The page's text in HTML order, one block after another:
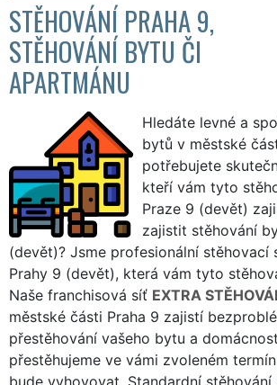
STĚHOVÁNÍ PRAHA 9,
STĚHOVÁNÍ BYTU ČI
APARTMÁNU
Hledáte levné a
bytů v městské
potřebujete
kteří vám tyto
Praze 9 (devět)
zajistit stěhování
(devět)? Jsme profesionální stěhovací
Prahy 9 (devět), která vám tyto
Naše franchisová síť EXTRA
městské části Praha 9 zajistí
přestěhování vašeho bytu a
přestěhujeme ve vámi zvoleném
bude vyhovovat. Standardní stěhování